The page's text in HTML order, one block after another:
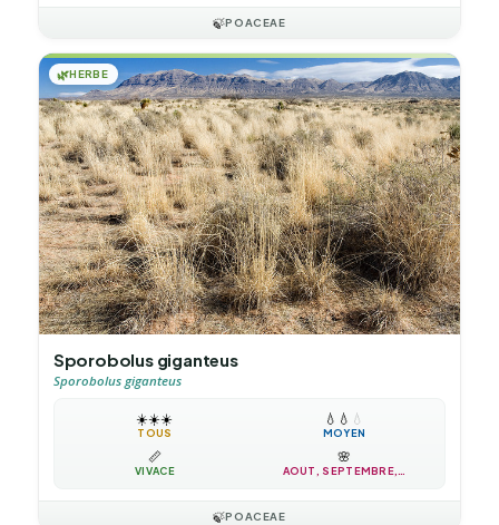
🍃POACEAE
🌿HERBE
Sporobolus giganteus
Sporobolus giganteus
☀️☀️☀️
TOUS
💧 💧 💧
MOYEN
📏
VIVACE
🌸
AOÛT, SEPTEMBRE,…
🍃POACEAE